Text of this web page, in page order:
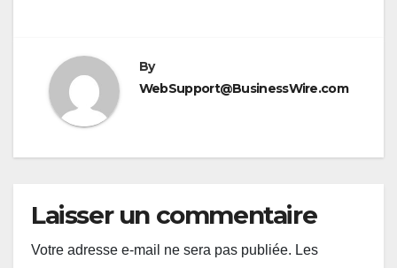
By
WebSupport@BusinessWire.com
Laisser un commentaire
Votre adresse e-mail ne sera pas publiée. Les